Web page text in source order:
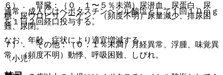
６）． 腎臓：（０．１〜５％未満）尿潜血、尿蛋白、尿
糖、尿ウロビリノーゲン、（頻度不明）尿量減少、排尿困
難、尿閉。
７）． その他：（０．１％未満）月経異常、浮腫、味覚異
常、（頻度不明）動悸、呼吸困難、しびれ。
通常、成人にはベポタスチンベシル酸塩として１回１０ｍｇ
を１日２回経口投与する。
なお、年齢、症状により適宜増減する。
〈小児〉